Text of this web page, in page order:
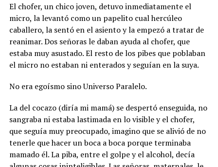
El chofer, un chico joven, detuvo inmediatamente el
micro, la levantó como un papelito cual hercúleo
caballero, la sentó en el asiento y la empezó a tratar de
reanimar. Dos señoras le daban ayuda al chofer, que
estaba muy asustado. El resto de los pibes que poblaban
el micro no estaban ni enterados y seguían en la suya.
No era egoísmo sino Universo Paralelo.
La del cocazo (diría mi mamá) se despertó enseguida, no
sangraba ni estaba lastimada en lo visible y el chofer,
que seguía muy preocupado, imagino que se alivió de no
tenerle que hacer un boca a boca porque terminaba
mamado él. La piba, entre el golpe y el alcohol, decía